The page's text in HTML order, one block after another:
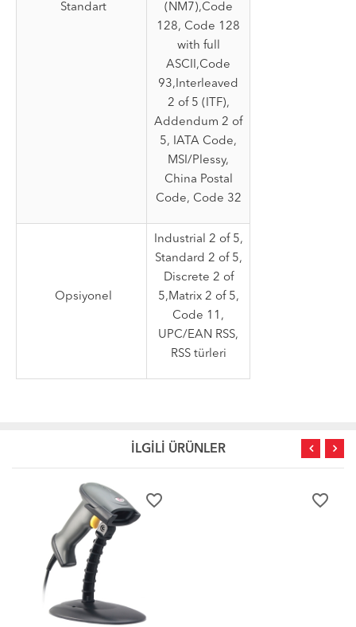
Standart
(NM7),Code
128, Code 128
with full
ASCII,Code
93,Interleaved
2 of 5 (ITF),
Addendum 2 of
5, IATA Code,
MSI/Plessy,
China Postal
Code, Code 32
Opsiyonel
Industrial 2 of 5,
Standard 2 of 5,
Discrete 2 of
5,Matrix 2 of 5,
Code 11,
UPC/EAN RSS,
RSS türleri
İLGİLİ ÜRÜNLER
favorite_border favorite_border